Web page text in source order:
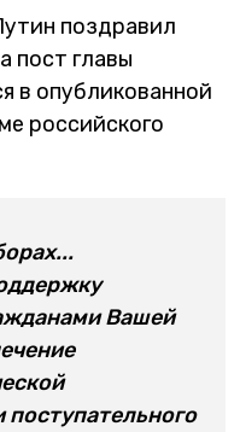
поздравил
пост главы
в опубликованной
российского
Вашей
поступательного